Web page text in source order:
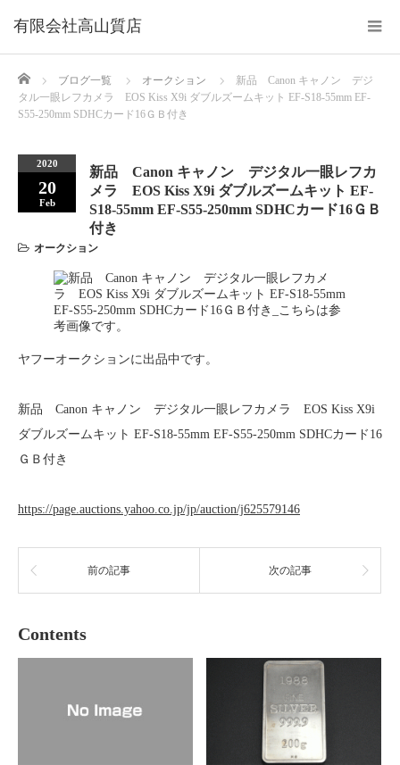
Home ブログ一覧 オークション
新品 Canon キャノン デジ
タル一眼レフカメラ EOS Kiss X9i ダブルズームキット EF-S18-55mm EF-
S55-250mm SDHCカード16ＧＢ付き
2020
20
Feb
新品 Canon キャノン デジタル一眼レフカ
メラ EOS Kiss X9i ダブルズームキット EF-
S18-55mm EF-S55-250mm SDHCカード16ＧＢ
付き
オークション
ヤフーオークションに出品中です。
新品 Canon キャノン デジタル一眼レフカメラ EOS Kiss X9i
ダブルズームキット EF-S18-55mm EF-S55-250mm SDHCカード16
ＧＢ付き
https://page.auctions.yahoo.co.jp/jp/auction/j625579146
前の記事 次の記事
Contents